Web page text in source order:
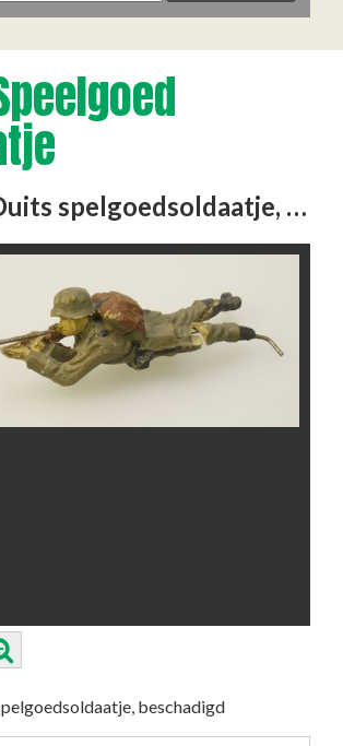
Liggend Duits spelgoedsoldaatje, beschadigd
beschadigd